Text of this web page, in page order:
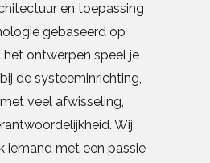
en toepassing
gebaseerd op
ontwerpen speel je
de systeeminrichting,
veel afwisseling,
Wij
iemand met een passie